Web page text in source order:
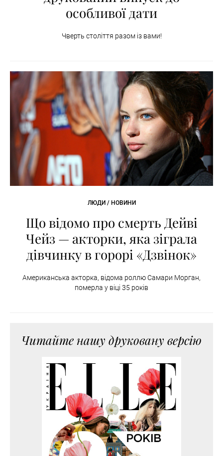
особливої дати
Чверть століття разом із вами!
ЛЮДИ / НОВИНИ
Що відомо про смерть Дейві
Чейз — акторки, яка зіграла
дівчинку в горорі «Дзвінок»
Американська акторка, відома роллю Самари Морган,
померла у віці 35 років
Читайте нашу друковану версію